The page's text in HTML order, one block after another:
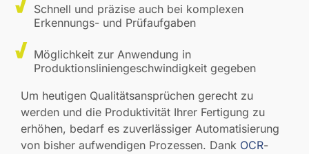
Schnell und präzise auch bei komplexen
Erkennungs- und Prüfaufgaben
Möglichkeit zur Anwendung in
Produktionsliniengeschwindigkeit gegeben
Um heutigen Qualitätsansprüchen gerecht zu
werden und die Produktivität Ihrer Fertigung zu
erhöhen, bedarf es zuverlässiger Automatisierung
von bisher aufwendigen Prozessen. Dank OCR-